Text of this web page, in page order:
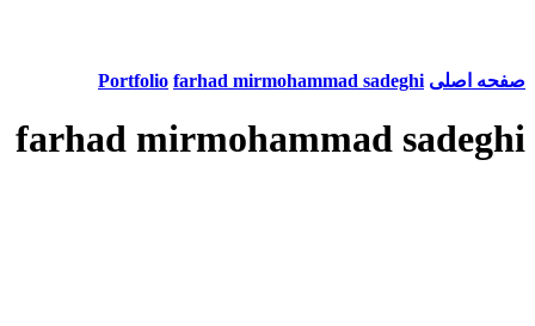
صفحه اصلی Portfolio farhad mirmohammad sadeghi
farhad mirmohammad sadeghi